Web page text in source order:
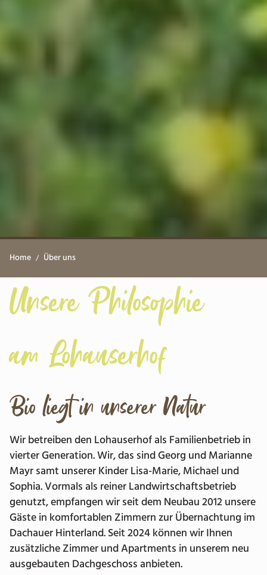
Home Über uns
Unsere Philosophie
am Lohauserhof
Bio liegt in unserer Natur
Wir betreiben den Lohauserhof als Familienbetrieb in
vierter Generation. Wir, das sind Georg und Marianne
Mayr samt unserer Kinder Lisa-Marie, Michael und
Sophia. Vormals als reiner Landwirtschaftsbetrieb
genutzt, empfangen wir seit dem Neubau 2012 unsere
Gäste in komfortablen Zimmern zur Übernachtung im
Dachauer Hinterland. Seit 2024 können wir Ihnen
zusätzliche Zimmer und Apartments in unserem neu
ausgebauten Dachgeschoss anbieten.